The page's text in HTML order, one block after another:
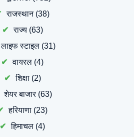
राजस्थान(38)
राज्य(63)
लाइफ स्टाइल(31)
वायरल (4)
शिक्षा(2)
शेयर बाजार(63)
हरियाणा (23)
हिमाचल (4)